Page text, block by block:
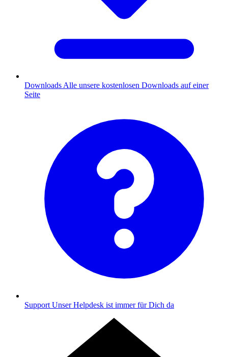
Downloads Alle unsere kostenlosen Downloads auf einer
Seite
Support Unser Helpdesk ist immer für Dich da